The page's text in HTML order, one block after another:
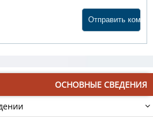
ОСНОВНЫЕ СВЕДЕНИЯ